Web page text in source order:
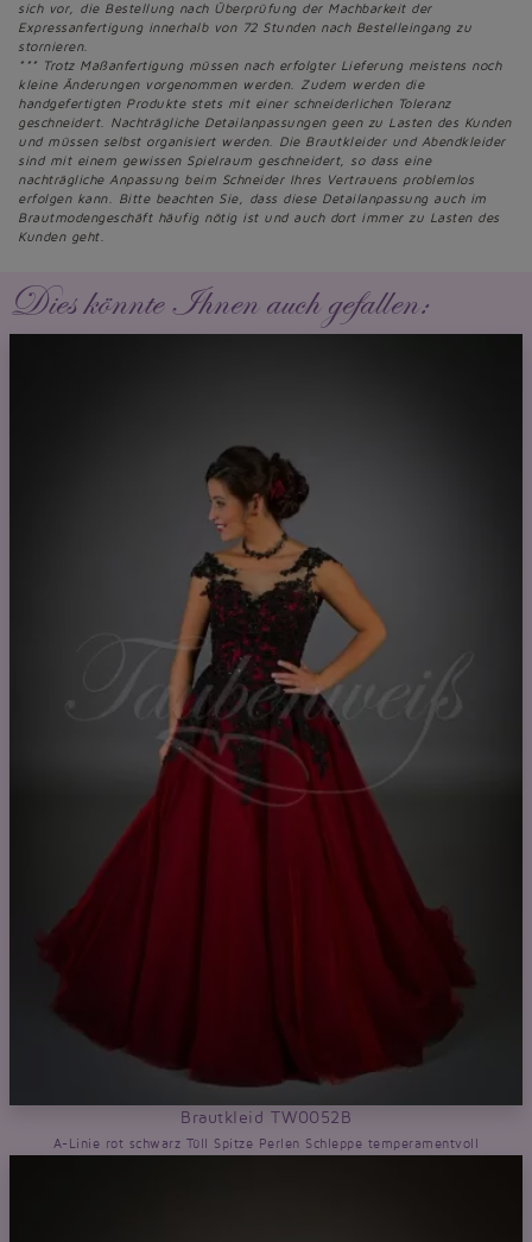
sich vor, die Bestellung nach Überprüfung der Machbarkeit der
Expressanfertigung innerhalb von 72 Stunden nach Bestelleingang zu
stornieren.
*** Trotz Maßanfertigung müssen nach erfolgter Lieferung meistens noch
kleine Änderungen vorgenommen werden. Zudem werden die
handgefertigten Produkte stets mit einer schneiderlichen Toleranz
geschneidert. Nachträgliche Detailanpassungen geen zu Lasten des Kunden
und müssen selbst organisiert werden. Die Brautkleider und Abendkleider
sind mit einem gewissen Spielraum geschneidert, so dass eine
nachträgliche Anpassung beim Schneider Ihres Vertrauens problemlos
erfolgen kann. Bitte beachten Sie, dass diese Detailanpassung auch im
Brautmodengeschäft häufig nötig ist und auch dort immer zu Lasten des
Kunden geht.
Dies könnte Ihnen auch gefallen:
Brautkleid TW0052B
A-Linie rot schwarz Tüll Spitze Perlen Schleppe temperamentvoll